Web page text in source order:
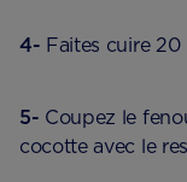
4- Faites cuire
5- Coupez le
cocotte avec le